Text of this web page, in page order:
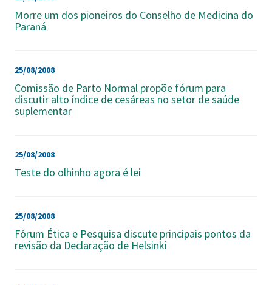
Morre um dos pioneiros do Conselho de Medicina do
Paran
25/08/2008
Comissão de Parto Normal propõe fórum para
discutir alto índice de cesáreas no setor de saúde
suplementar
25/08/2008
Teste do olhinho agora é lei
25/08/2008
Fórum Ética e Pesquisa discute principais pontos da
revisão da Declaração de Helsinki